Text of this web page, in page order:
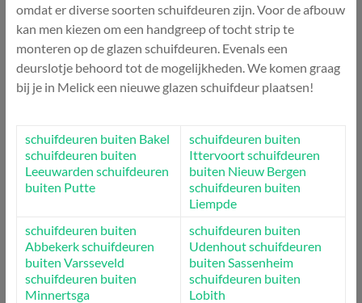
omdat er diverse soorten schuifdeuren zijn. Voor de afbouw
kan men kiezen om een handgreep of tocht strip te
monteren op de glazen schuifdeuren. Evenals een
deurslotje behoord tot de mogelijkheden. We komen graag
bij je in Melick een nieuwe glazen schuifdeur plaatsen!
schuifdeuren buiten Bakel
schuifdeuren buiten
Leeuwarden schuifdeuren
buiten Putte
schuifdeuren buiten
Ittervoortschuifdeuren
buiten Nieuw Bergen
schuifdeuren buiten
Liempde
schuifdeuren buiten
Abbekerkschuifdeuren
buiten Varsseveld
schuifdeuren buiten
Minnertsga
schuifdeuren buiten
Udenhoutschuifdeuren
buiten Sassenheim
schuifdeuren buiten
Lobith